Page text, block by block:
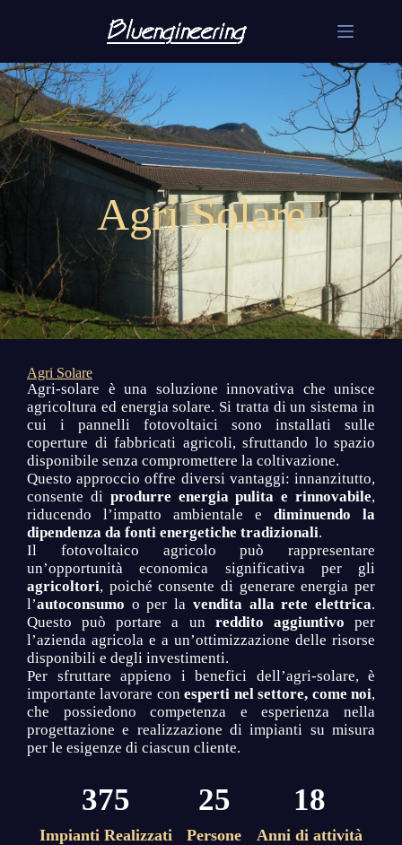
Agri Solare
Agri Solare
Agri-solare è una soluzione innovativa che unisce
agricoltura ed energia solare. Si tratta di un sistema in
cui i pannelli fotovoltaici sono installati sulle
coperture di fabbricati agricoli, sfruttando lo spazio
disponibile senza compromettere la coltivazione.
Questo approccio offre diversi vantaggi: innanzitutto,
consente di produrre energia pulita e rinnovabile,
riducendo l’impatto ambientale e diminuendo la
dipendenza da fonti energetiche tradizionali.
Il fotovoltaico agricolo può rappresentare
un’opportunità economica significativa per gli
agricoltori, poiché consente di generare energia per
l’autoconsumo o per la vendita alla rete elettrica.
Questo può portare a un reddito aggiuntivo per
l’azienda agricola e a un’ottimizzazione delle risorse
disponibili e degli investimenti.
Per sfruttare appieno i benefici dell’agri-solare, è
importante lavorare conesperti nel settore, come noi,
che possiedono competenza e esperienza nella
progettazione e realizzazione di impianti su misura
per le esigenze di ciascun cliente.
Impianti Realizzati
375
Persone
25
Anni di attività
18